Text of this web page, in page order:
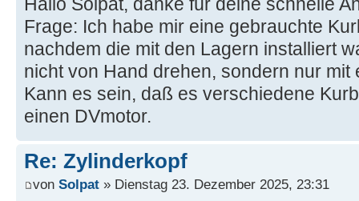
Frage: Ich habe mir eine gebrauchte
nachdem die mit den Lagern installiert
nicht von Hand drehen, sondern nur mit
Kann es sein, daß es verschiedene
einen DVmotor.
Re: Zylinderkopf
von Solpat » Dienstag 23. Dezember 2025, 23:31